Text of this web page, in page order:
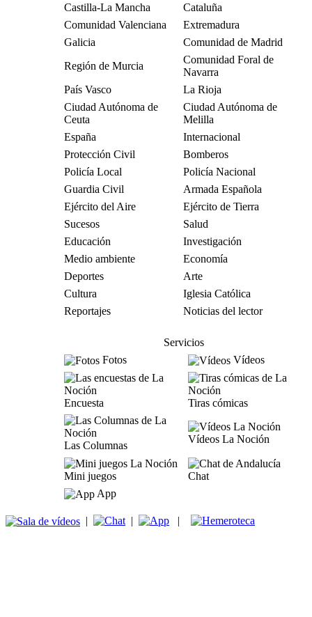
Castilla-La Mancha
Cataluña
Comunidad Valenciana
Extremadura
Galicia
Comunidad de Madrid
Región de Murcia
Comunidad Foral de
Navarra
País Vasco
La Rioja
Ciudad Autónoma de
Ceuta
Ciudad Autónoma de
Melilla
España
Internacional
Protección Civil
Bomberos
Policía Local
Policía Nacional
Guardia Civil
Armada Española
Ejército del Aire
Ejército de Tierra
Sucesos
Salud
Educación
Investigación
Medio ambiente
Economía
Deportes
Arte
Cultura
Iglesia Católica
Reportajes
Noticias del lector
Servicios
Fotos
Vídeos
Encuesta Tiras cómicas
Las Columnas
Vídeos La Noción
Mini juegos
Chat
App
| | |